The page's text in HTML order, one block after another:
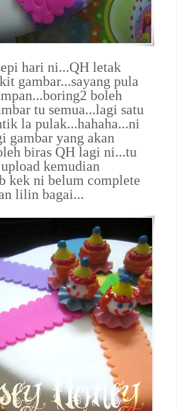
hari ni...QH letak
gambar...sayang pula
boleh
tu semua...lagi satu
la pulak...hahaha...ni
gambar yang akan
biras QH lagi ni...tu
kemudian
kek ni belum complete
lilin bagai...